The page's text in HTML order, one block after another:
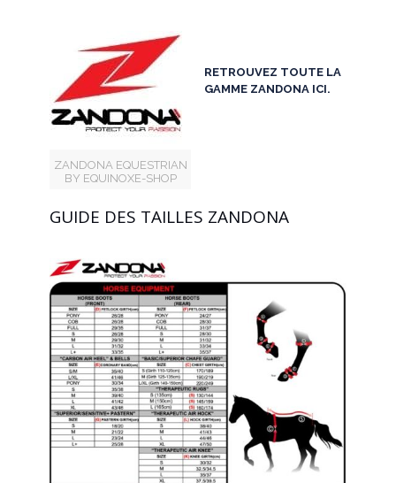
ZANDONA EQUESTRIAN
BY EQUINOXE-SHOP
RETROUVEZ TOUTE LA
GAMME ZANDONA ICI.
GUIDE DES TAILLES ZANDONA